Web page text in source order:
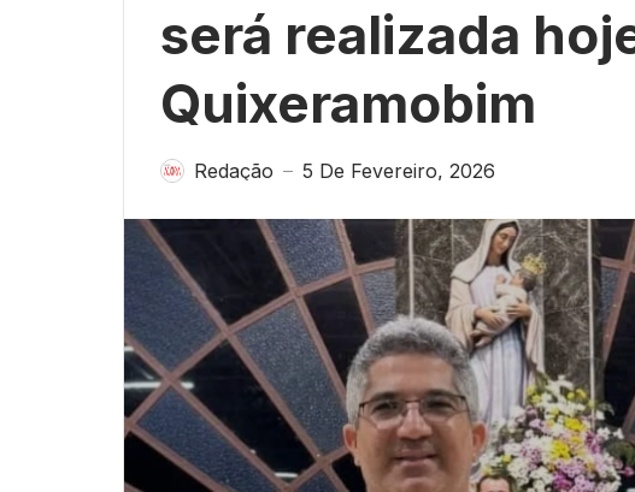
será realizada
Quixeramobim
Redação — 5 De Fevereiro, 2026